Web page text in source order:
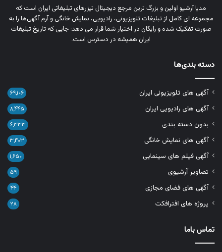
مدیا آرشیو اولین و بزرگ‌ ترین مرجع دیجیتال تیزرهای تبلیغاتی ایران است که
مجموعه‌ ای کامل از تبلیغات تلویزیونی، رادیویی، نمایش خانگی و آرم‌ آگهی‌ها را به‌
صورت تفکیک‌ شده و رایگان در اختیار شما قرار می‌ دهد؛ جایی که تاریخ تبلیغات
ایران همیشه در دسترس است.
دسته بندی‌ها
آگهی های تلویزیونی ایران ۶۹,۱۰۶
آگهی های رادیویی ایران ۸,۴۴۵
بدون دسته بندی ۶,۳۳۳
آگهی های نمایش خانگی ۳,۴۰۳
آگهی فیلم های سینمایی ۱,۶۵۰
تصاویر آرشیوی ۵۹
آگهی های فضای مجازی ۴۴
پروژه های افترافکت ۲۸
تماس باما